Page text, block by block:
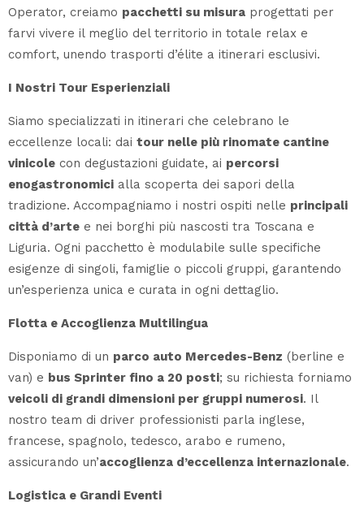
Operator, creiamo pacchetti su misura progettati per
farvi vivere il meglio del territorio in totale relax e
comfort, unendo trasporti d’élite a itinerari esclusivi.
I Nostri Tour Esperienziali
Siamo specializzati in itinerari che celebrano le
eccellenze locali: dai tour nelle più rinomate cantine
vinicole con degustazioni guidate, ai percorsi
enogastronomici alla scoperta dei sapori della
tradizione. Accompagniamo i nostri ospiti nelle principali
città d’arte e nei borghi più nascosti tra Toscana e
Liguria. Ogni pacchetto è modulabile sulle specifiche
esigenze di singoli, famiglie o piccoli gruppi, garantendo
un’esperienza unica e curata in ogni dettaglio.
Flotta e Accoglienza Multilingua
Disponiamo di un parco auto Mercedes-Benz (berline e
van) e bus Sprinter fino a 20 posti; su richiesta forniamo
veicoli di grandi dimensioni per gruppi numerosi. Il
nostro team di driver professionisti parla inglese,
francese, spagnolo, tedesco, arabo e rumeno,
assicurando un’accoglienza d’eccellenza internazionale.
Logistica e Grandi Eventi